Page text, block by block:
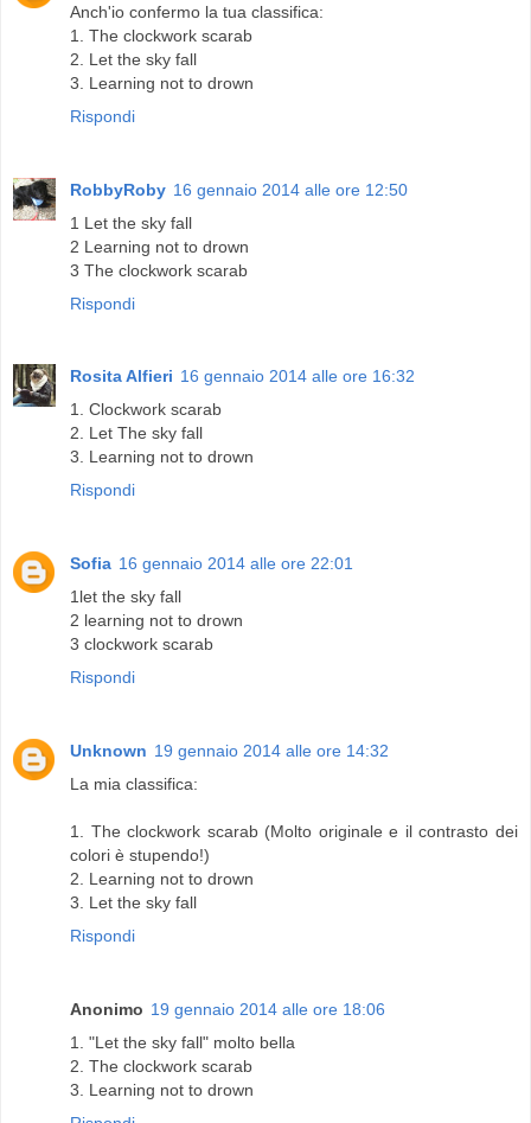
Anch'io confermo la tua classifica:
1. The clockwork scarab
2. Let the sky fall
3. Learning not to drown
Rispondi
RobbyRoby 16 gennaio 2014 alle ore 12:50
1 Let the sky fall
2 Learning not to drown
3 The clockwork scarab
Rispondi
Rosita Alfieri 16 gennaio 2014 alle ore 16:32
1. Clockwork scarab
2. Let The sky fall
3. Learning not to drown
Rispondi
Sofia 16 gennaio 2014 alle ore 22:01
1let the sky fall
2 learning not to drown
3 clockwork scarab
Rispondi
Unknown 19 gennaio 2014 alle ore 14:32
La mia classifica:
1. The clockwork scarab (Molto originale e il contrasto dei
colori è stupendo!)
2. Learning not to drown
3. Let the sky fall
Rispondi
Anonimo 19 gennaio 2014 alle ore 18:06
1. "Let the sky fall" molto bella
2. The clockwork scarab
3. Learning not to drown